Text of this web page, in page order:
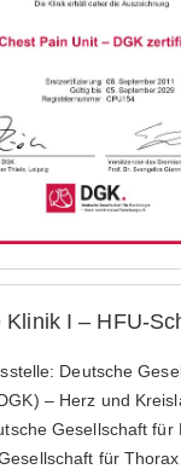
Klinik I – HFU-
Deutsche
– Herz und
Gesellschaft für
für